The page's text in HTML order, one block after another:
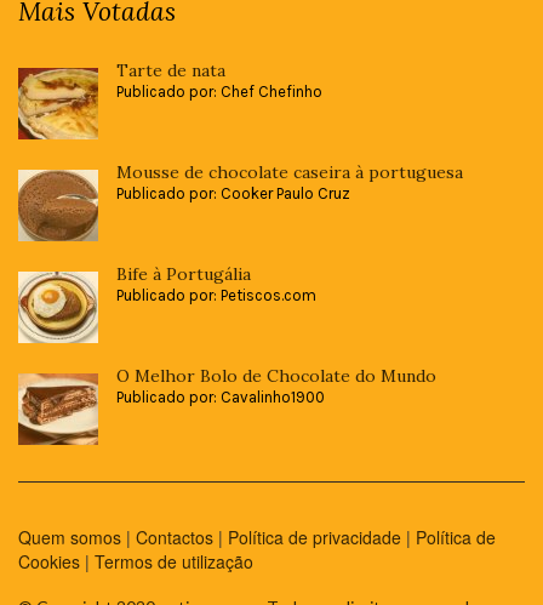
Mais Votadas
Tarte de nata
Publicado por: Chef Chefinho
Mousse de chocolate caseira à portuguesa
Publicado por: Cooker Paulo Cruz
Bife à Portugália
Publicado por: Petiscos.com
O Melhor Bolo de Chocolate do Mundo
Publicado por: Cavalinho1900
Quem somos | Contactos | Política de privacidade | Política de
Cookies | Termos de utilização